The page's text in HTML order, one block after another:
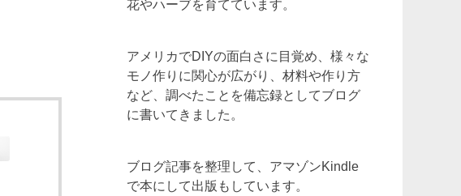
花やハーブを育てています。
アメリカでDIYの面白さに目覚め、様々な
モノ作りに関心が広がり、材料や作り方
など、調べたことを備忘録としてブログ
に書いてきました。
ブログ記事を整理して、アマゾンKindle
で本にして出版もしています。